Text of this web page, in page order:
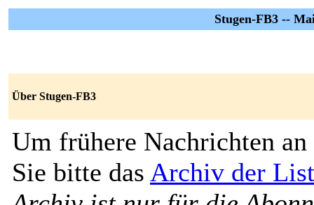
Stugen-FB3 --
Über Stugen-FB3
Um frühere Nachrichten an
Sie bitte das Archiv der